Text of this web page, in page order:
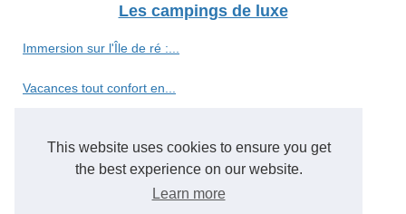
This website uses cookies to ensure you get
the best experience on our website.
Learn more
Les campings de luxe
Immersion sur l'Île de ré :...
Vacances tout confort en...
Évadez-vous au camping...